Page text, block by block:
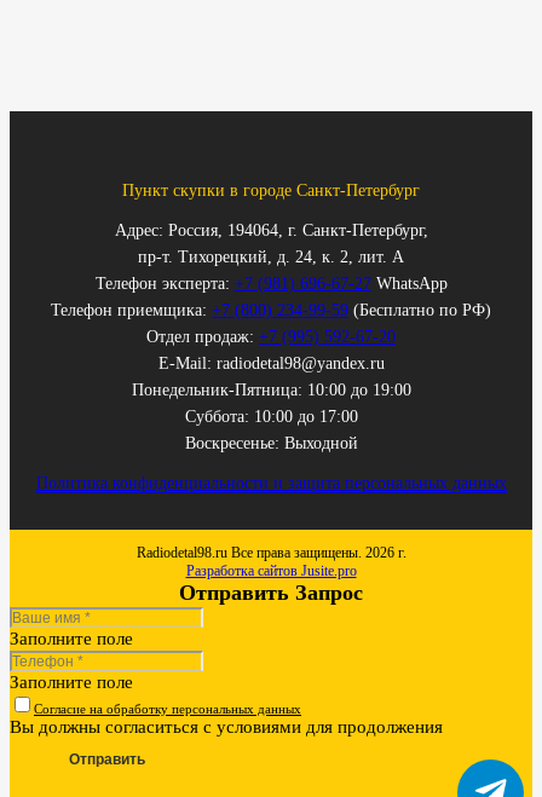
Пункт скупки в городе Санкт-Петербург
Адрес: Россия, 194064, г. Санкт-Петербург,
пр-т. Тихорецкий, д. 24, к. 2, лит. А
Телефон эксперта: +7 (981) 696-67-27WhatsApp
Телефон приемщика: +7 (800) 234-99-59 (Бесплатно по РФ)
Отдел продаж: +7 (995) 592-67-20
E-Mail: radiodetal98@yandex.ru
Понедельник-Пятница: 10:00 до 19:00
Суббота: 10:00 до 17:00
Воскресенье: Выходной
Политика конфиденциальности и защита персональных данных
Radiodetal98.ru Все права защищены. 2026 г.
Разработка сайтов Jusite.pro
Отправить Запрос
Заполните поле
Заполните поле
Согласие на обработку персональных данных
Вы должны согласиться с условиями для продолжения
Отправить